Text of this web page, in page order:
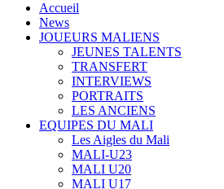
Accueil
News
JOUEURS MALIENS
JEUNES TALENTS
TRANSFERT
INTERVIEWS
PORTRAITS
LES ANCIENS
EQUIPES DU MALI
Les Aigles du Mali
MALI-U23
MALI U20
MALI U17